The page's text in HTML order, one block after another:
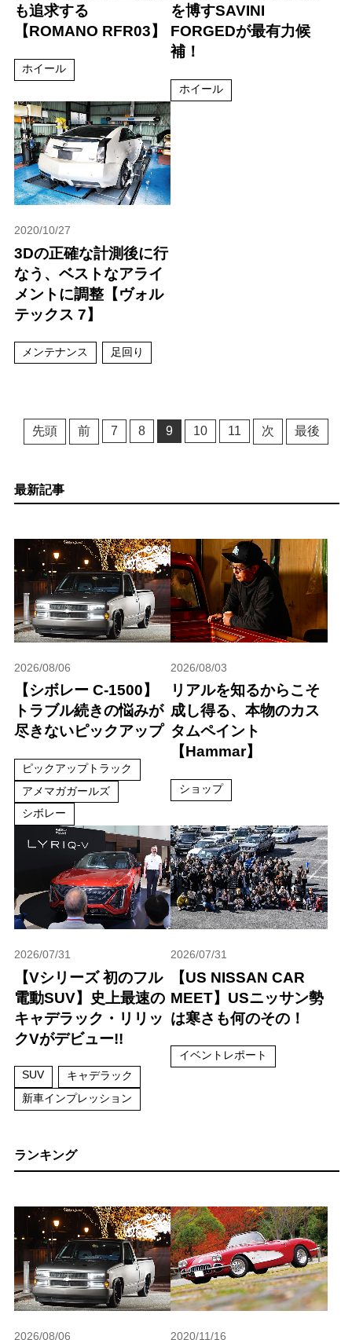
も追求する
【ROMANO RFR03】
ホイール
を博すSAVINI
FORGEDが最有力候
補！
ホイール
2020/10/27
3Dの正確な計測後に行
なう、ベストなアライ
メントに調整【ヴォル
テックス 7】
メンテナンス 足回り
先頭 前 7 8 9 10 11 次 最後
最新記事
2026/08/06
【シボレー C-1500】
トラブル続きの悩みが
尽きないピックアップ
ピックアップトラック
アメマガガールズ
シボレー
2026/08/03
リアルを知るからこそ
成し得る、本物のカス
タムペイント
【Hammar】
ショップ
2026/07/31
【Vシリーズ 初のフル
電動SUV】史上最速の
キャデラック・リリッ
クVがデビュー!!
SUV
キャデラック
新車インプレッション
2026/07/31
【US NISSAN CAR
MEET】USニッサン勢
は寒さも何のその！
イベントレポート
ランキング
2026/08/06 2020/11/16